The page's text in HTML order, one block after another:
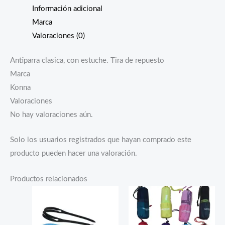
Información adicional
Marca
Valoraciones (0)
Antiparra clasica, con estuche. Tira de repuesto
Marca
Konna
Valoraciones
No hay valoraciones aún.
Solo los usuarios registrados que hayan comprado este
producto pueden hacer una valoración.
Productos relacionados